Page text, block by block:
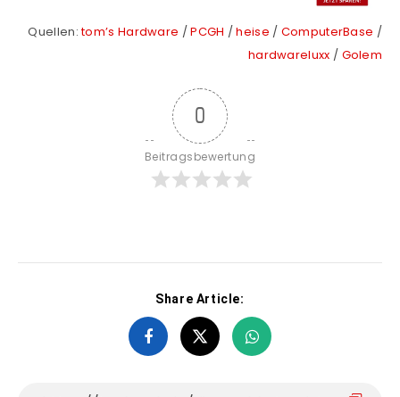
Quellen:tom’s Hardware /PCGH /heise / ComputerBase /
hardwareluxx / Golem
0
Beitragsbewertung
Share Article: